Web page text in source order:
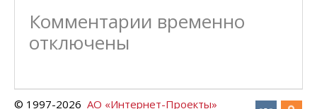
Комментарии временно
отключены
© 1997-2026 АО «Интернет-Проекты»